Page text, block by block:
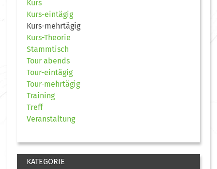
Kurs
Kurs-eintägig
Kurs-mehrtägig
Kurs-Theorie
Stammtisch
Tour abends
Tour-eintägig
Tour-mehrtägig
Training
Treff
Veranstaltung
KATEGORIE